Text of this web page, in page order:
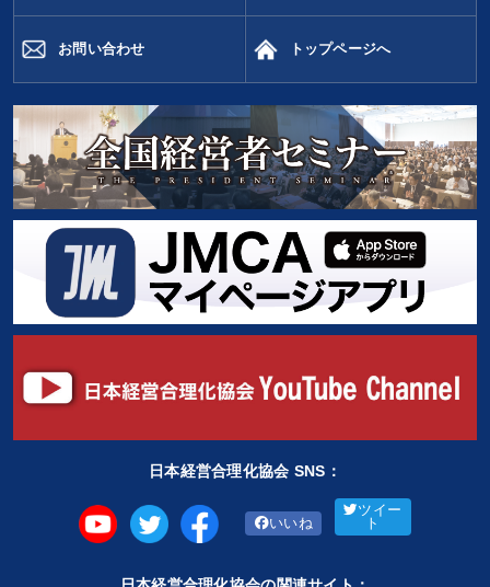
お問い合わせ トップページへ
日本経営合理化協会 SNS：
いいね
ツイー
ト